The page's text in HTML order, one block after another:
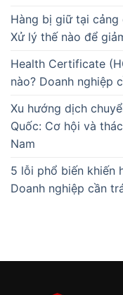
Hàng bị giữ tại cảng
Xử lý thế nào để
Health Certificate
nào? Doanh nghiệp
Xu hướng dịch
Quốc: Cơ hội và
Nam
5 lỗi phổ biến khiến
Doanh nghiệp cần